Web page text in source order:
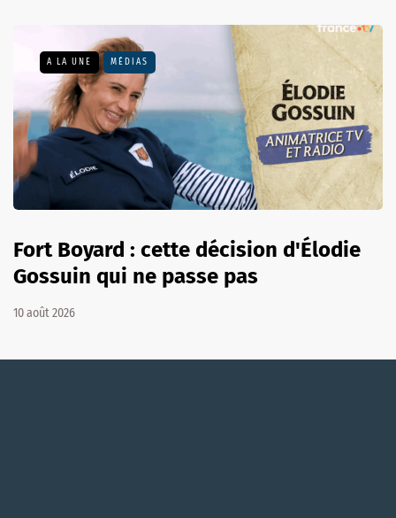
A LA UNE MÉDIAS
Fort Boyard : cette décision d'Élodie
Gossuin qui ne passe pas
10 août 2026